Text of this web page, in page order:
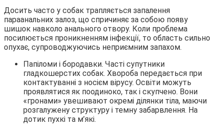
Досить часто у собак трапляється запалення
параанальних залоз, що спричиняє за собою появу
шишок навколо анального отвору. Коли проблема
посилюється проникненням інфекції, то область сильно
опухає, супроводжуючись неприємним запахом.
Папіломи і бородавки. Часті супутники
гладкошерстих собак. Хвороба передається при
контактуванні з носієм вірусу. Освіти можуть
проявлятися як поодиноко, так і скупчено. Вони
«гронами» увешивают окремі ділянки тіла, маючи
розгалужену структуру і темну забарвлення. На
дотик пухкі та м’які.